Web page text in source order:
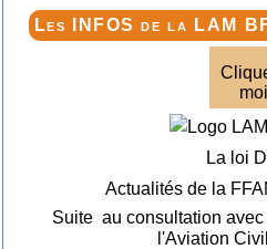
Les INFOS de la LAM
moi
La loi
Actualités de la
Suite au consultation
l'Aviation